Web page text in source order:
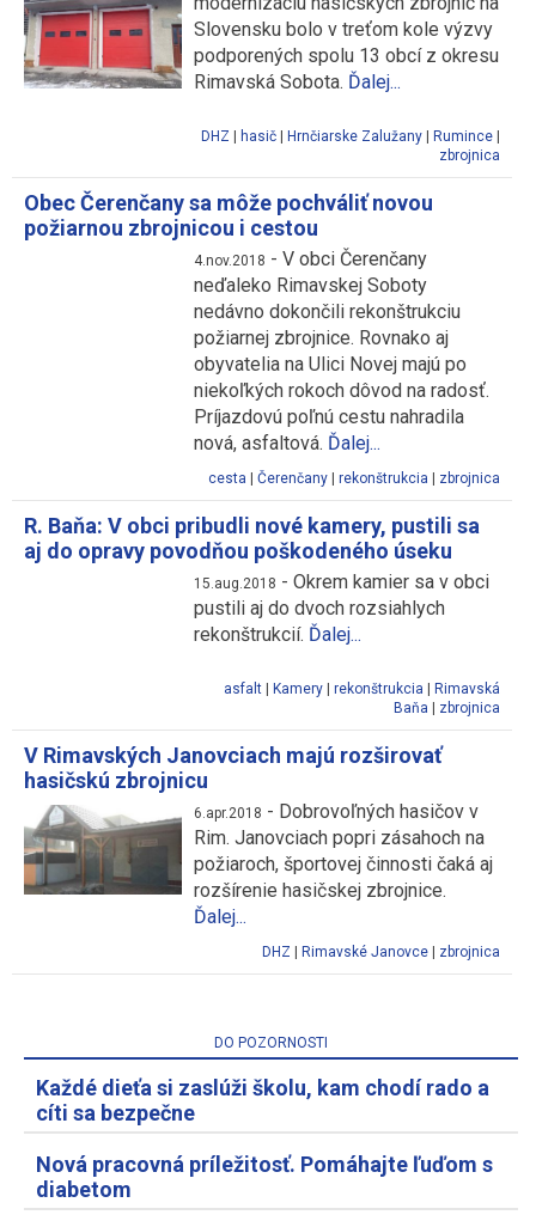
Slovensku bolo v treťom kole výzvy
podporených spolu 13 obcí z okresu
Rimavská Sobota. Ďalej...
DHZ hasič Hrnčiarske Zalužany Rumince
zbrojnica
Obec Čerenčany sa môže pochváliť novou
požiarnou zbrojnicou i cestou
4.nov.2018 - V obci Čerenčany
neďaleko Rimavskej Soboty
nedávno dokončili rekonštrukciu
požiarnej zbrojnice. Rovnako aj
obyvatelia na Ulici Novej majú po
niekoľkých rokoch dôvod na radosť.
Príjazdovú poľnú cestu nahradila
nová, asfaltová. Ďalej...
cesta Čerenčany rekonštrukcia zbrojnica
R. Baňa: V obci pribudli nové kamery, pustili sa
aj do opravy povodňou poškodeného úseku
15.aug.2018 - Okrem kamier sa v obci
pustili aj do dvoch rozsiahlych
rekonštrukcií. Ďalej...
asfalt Kamery rekonštrukcia
Rimavská
Baňa
zbrojnica
V Rimavských Janovciach majú rozširovať
hasičskú zbrojnicu
6.apr.2018 - Dobrovoľných hasičov v
Rim. Janovciach popri zásahoch na
požiaroch, športovej činnosti čaká aj
rozšírenie hasičskej zbrojnice.
Ďalej...
DHZ Rimavské Janovce zbrojnica
DO POZORNOSTI
Každé dieťa si zaslúži školu, kam chodí rado a
cíti sa bezpečne
Nová pracovná príležitosť. Pomáhajte ľuďom s
diabetom